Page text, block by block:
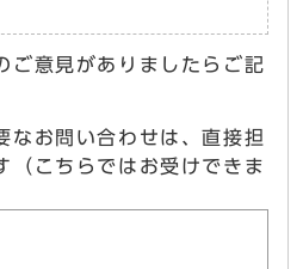
ご意見がありましたらご記
なお問い合わせは、直接担
（こちらではお受けできま